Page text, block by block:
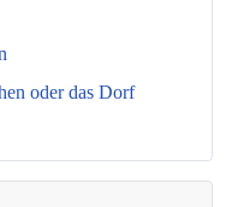
oder das Dorf